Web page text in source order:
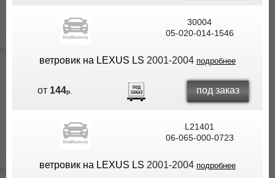
30004
05-020-014-1546
ветровик на LEXUS LS 2001-2004 подробнее
от 144р. под заказ
L21401
06-065-000-0723
ветровик на LEXUS LS 2001-2004 подробнее